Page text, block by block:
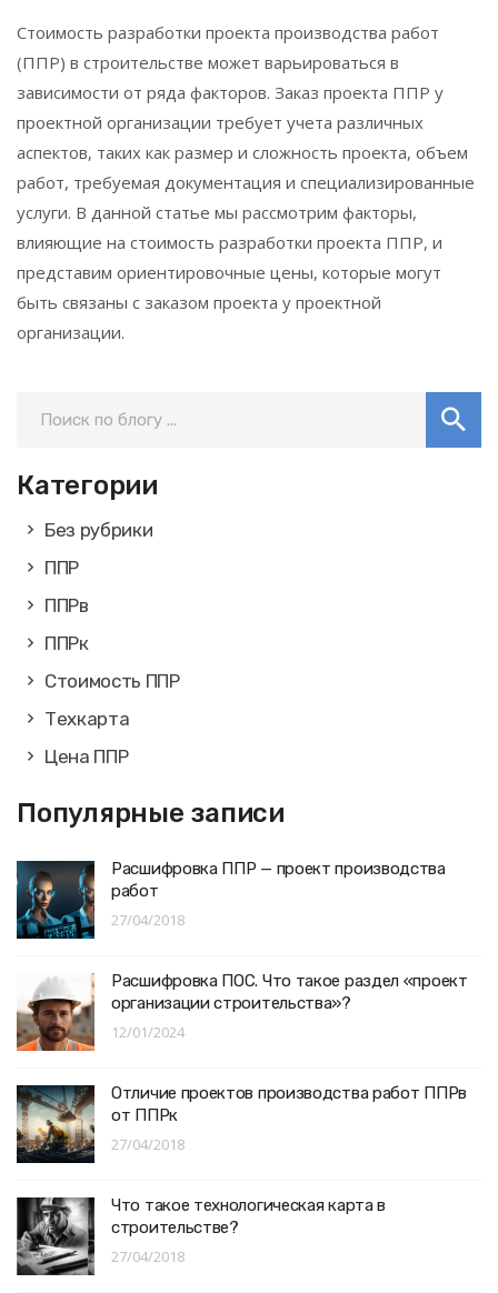
Стоимость разработки проекта производства работ
(ППР) в строительстве может варьироваться в
зависимости от ряда факторов. Заказ проекта ППР у
проектной организации требует учета различных
аспектов, таких как размер и сложность проекта, объем
работ, требуемая документация и специализированные
услуги. В данной статье мы рассмотрим факторы,
влияющие на стоимость разработки проекта ППР, и
представим ориентировочные цены, которые могут
быть связаны с заказом проекта у проектной
организации.
Категории
Без рубрики
ППР
ППРв
ППРк
Стоимость ППР
Техкарта
Цена ППР
Популярные записи
Расшифровка ППР — проект производства
работ
27/04/2018
Расшифровка ПОС. Что такое раздел «проект
организации строительства»?
12/01/2024
Отличие проектов производства работ ППРв
от ППРк
27/04/2018
Что такое технологическая карта в
строительстве?
27/04/2018